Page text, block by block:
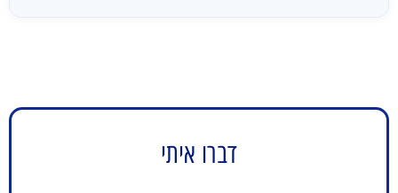
דברו איתי